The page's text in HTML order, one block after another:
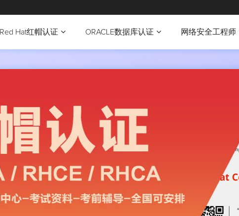
Red Hat红帽认证 ORACLE数据库认证 网络安全工程师